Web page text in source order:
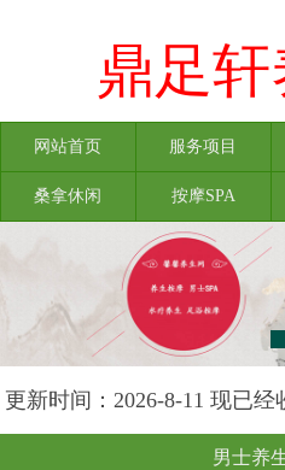
鼎足轩
网站首页 服务项目
桑拿休闲 按摩SPA
更新时间：2026-8-11 现已
信息
男士养